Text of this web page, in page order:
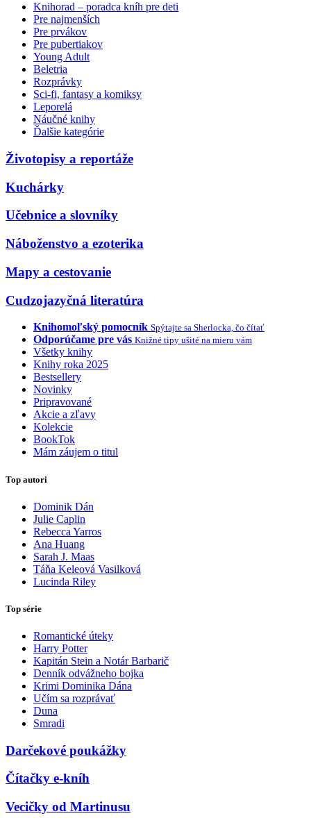
Knihorad – poradca kníh pre deti
Pre najmenších
Pre prvákov
Pre pubertiakov
Young Adult
Beletria
Rozprávky
Sci-fi, fantasy a komiksy
Leporelá
Náučné knihy
Ďalšie kategórie
Životopisy a reportáže
Kuchárky
Učebnice a slovníky
Náboženstvo a ezoterika
Mapy a cestovanie
Cudzojazyčná literatúra
Knihomoľský pomocník Spýtajte sa Sherlocka, čo čítať
Odporúčame pre vás Knižné tipy ušité na mieru vám
Všetky knihy
Knihy roka 2025
Bestsellery
Novinky
Pripravované
Akcie a zľavy
Kolekcie
BookTok
Mám záujem o titul
Top autori
Dominik Dán
Julie Caplin
Rebecca Yarros
Ana Huang
Sarah J. Maas
Táňa Keleová Vasilková
Lucinda Riley
Top série
Romantické úteky
Harry Potter
Kapitán Stein a Notár Barbarič
Denník odvážneho bojka
Krimi Dominika Dána
Učím sa rozprávať
Duna
Smradi
Darčekové poukážky
Čítačky e-kníh
Vecičky od Martinusu